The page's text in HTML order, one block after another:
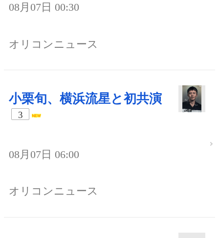
08月07日 00:30
オリコンニュース
小栗旬、横浜流星と初共演
3
08月07日 06:00
オリコンニュース